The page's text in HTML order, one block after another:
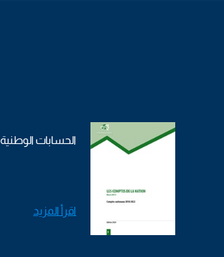
الحسابات الوطنية 2018-2022
اقرأ المزيد